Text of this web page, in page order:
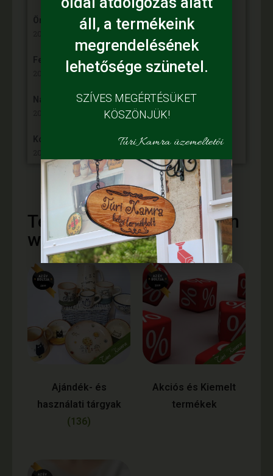
Örömünnep a Fehér tanyán
2024. november 30,
Felgyulladt a fény Murányi Éva tanyáján
2024. november 13,
Napelem került az Adamcsik tanyára
Kósa Károly – VP6-19.2.1.-88-VIII.-21
Termékajánló - vásároljon
webáruházunkból
Ajándék- és
használati tárgyak
(136)
Akciós és Kiemelt
termékek
áll, a termékeink
megrendelésének
lehetősége szünetel.
SZÍVES MEGÉRTÉSÜKET
KÖSZÖNJÜK!
Túri Kamra üzemeltetői